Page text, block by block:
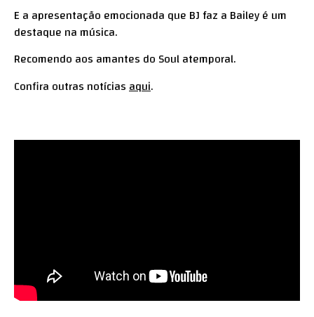
E a apresentação emocionada que BJ faz a Bailey é um
destaque na música.
Recomendo aos amantes do Soul atemporal.
Confira outras notíciasaqui.